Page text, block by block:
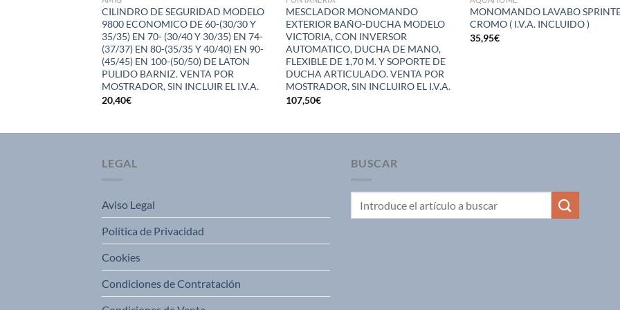
CILINDRO DE SEGURIDAD MODELO
9800 ECONOMICO DE 60-(30/30 Y
35/35) EN 70- (30/40 Y 30/35) EN 74-
(37/37) EN 80-(35/35 Y 40/40) EN 90-
(45/45) EN 100-(50/50) DE LATON
PULIDO BARNIZ. VENTA POR
MOSTRADOR, SIN INCLUIR EL I.V.A.
20,40€
MESCLADOR MONOMANDO
EXTERIOR BAÑO-DUCHA MODELO
VICTORIA, CON INVERSOR
AUTOMATICO, DUCHA DE MANO,
FLEXIBLE DE 1,70 M. Y SOPORTE DE
DUCHA ARTICULADO. VENTA POR
MOSTRADOR, SIN INCLUIRO EL I.V.A.
107,50€
MONOMANDO LAVABO
CROMO ( I.V.A. INCLUIDO )
35,95€
LEGAL
Aviso Legal
Política de Privacidad
Cookies
Condiciones de Contratación
BUSCAR